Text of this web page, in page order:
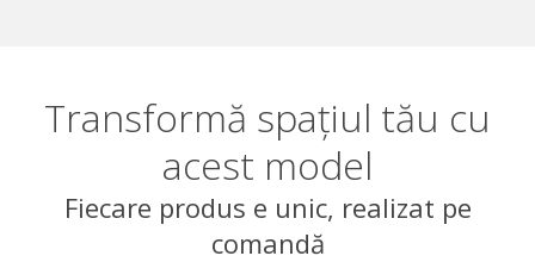
Transformă spațiul tău cu
acest model
Fiecare produs e unic, realizat pe
comandă